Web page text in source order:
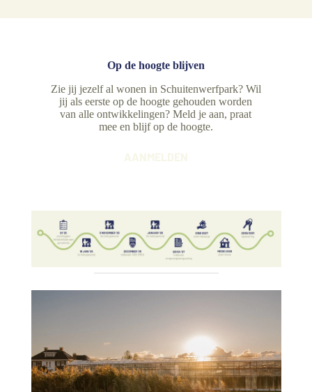
Op de hoogte blijven
Zie jij jezelf al wonen in Schuitenwerfpark? Wil
jij als eerste op de hoogte gehouden worden
van alle ontwikkelingen? Meld je aan, praat
mee en blijf op de hoogte.
AANMELDEN